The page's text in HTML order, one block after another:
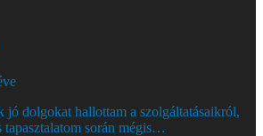
jó dolgokat hallottam a szolgáltatásaikról,
tapasztalatom során mégis…